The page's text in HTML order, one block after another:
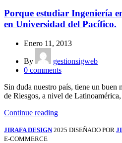
Porque estudiar Ingeniería
en Universidad del Pacífico.
Enero 11, 2013
By
gestionsigweb
0 comments
Sin duda nuestro país, tiene un buen
de Riesgos, a nivel de
Continue reading
JIRAFA DESIGN 2025 DISEÑADO POR
E-COMMERCE